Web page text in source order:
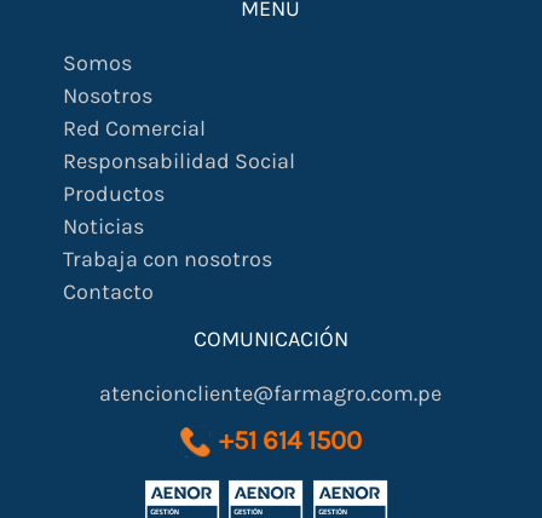
MENÚ
Somos
Nosotros
Red Comercial
Responsabilidad Social
Productos
Noticias
Trabaja con nosotros
Contacto
COMUNICACIÓN
atencioncliente@farmagro.com.pe
+51 614 1500